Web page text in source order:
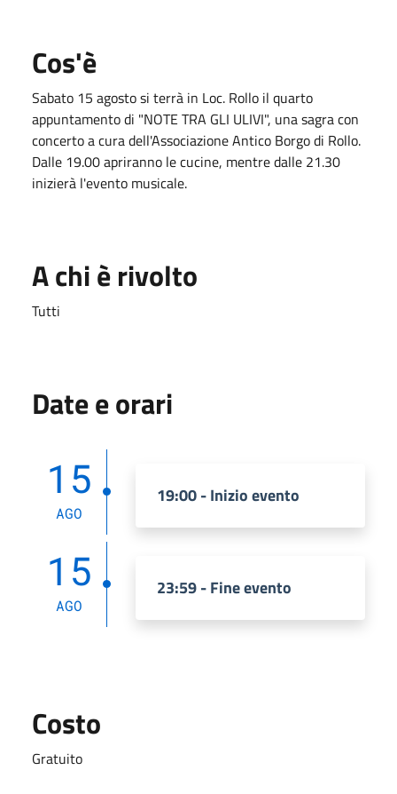
Cos'è
Sabato 15 agosto si terrà in Loc. Rollo il quarto
appuntamento di "NOTE TRA GLI ULIVI", una sagra con
concerto a cura dell'Associazione Antico Borgo di Rollo.
Dalle 19.00 apriranno le cucine, mentre dalle 21.30
inizierà l'evento musicale.
A chi è rivolto
Tutti
Date e orari
15
AGO
19:00 - Inizio evento
15
AGO
23:59 - Fine evento
Costo
Gratuito